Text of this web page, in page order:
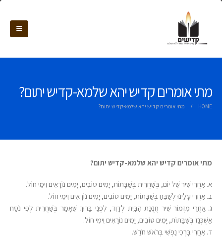
מתי אומרים קדיש יהא שלמא-קדיש יתום?
HOME מתי אומרים קדיש יהא שלמא-קדיש יתום?
מתי אומרים קדיש יהא שלמא-קדיש יתום?
א. אַחֲרֵי שִׁיר שֶׁל יוֹם, בְּשַׁחֲרִית בְּשַׁבָּתוֹת, יָמִים טוֹבִים, יָמִים נוֹרָאִים וִימֵי חוֹל.
ב. אַחֲרֵי עָלֵינוּ לְשַׁבֵּחַ בְּשַׁבָּתוֹת, יָמִים טוֹבִים, יָמִים נוֹרָאִים וִימֵי חוֹל.
ג. אַחֲרֵי מִזְמוֹר שִׁיר חֲנֻכַּת הַבַּיִת לְדָוִד, לִפְנֵי בָּרוּךְ שֶׁאָמַר בְּשַׁחֲרִית לְפִי נֹסַח
אַשְׁכְּנַז בְּשַׁבָּתוֹת, יָמִים טוֹבִים, יָמִים נוֹרָאִים וִימֵי חוֹל.
ד. אַחֲרֵי בָּרְכִי נַפְשִׁי בְּרֹאשׁ חֹדֶשׁ.